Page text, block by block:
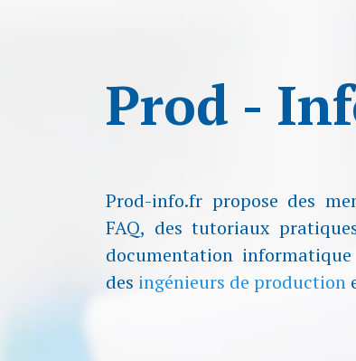
Prod -
Prod-info.fr propose des
FAQ, des tutoriaux
documentation
des ingénieurs de production